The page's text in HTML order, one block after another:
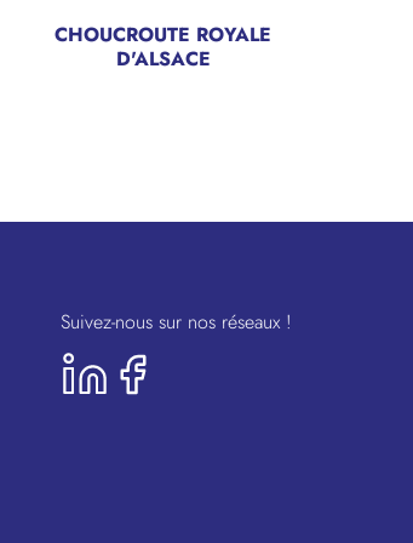
CHOUCROUTE ROYALE
D'ALSACE
Suivez-nous sur nos réseaux !